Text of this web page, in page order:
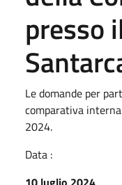
presso
Le domande per
comparativa
2024.
Data :